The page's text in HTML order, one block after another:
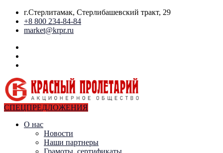
г.Стерлитамак, Стерлибашевский тракт, 29
+8 800 234-84-84
market@krpr.ru
СПЕЦПРЕДЛОЖЕНИЯ
О нас
Новости
Наши партнеры
Грамоты, сертификаты